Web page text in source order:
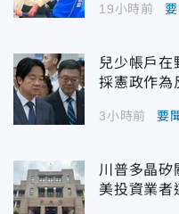
19小時前
兒少帳戶
採憲政作為
3小時前 要
川普多晶矽
美投資業者